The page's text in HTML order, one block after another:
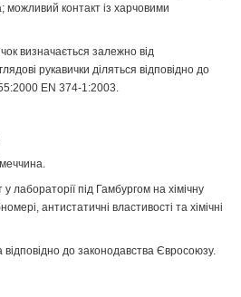
можливий контакт із харчовими
визначається залежно від
рукавички діляться відповідно до
EN 374-1:2003.
лабораторії під Гамбургом на хімічну
антистатичні властивості та хімічні
до законодавства Євросоюзу.